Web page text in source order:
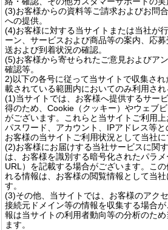
(3)お客様からの資料等ご請求およびお問
への提供。
(4)お客様に対する当サイトまたは当社が
ーン、サービスおよび商品等の案内、応
送および到着状況の確認。
(5)お客様から寄せられたご意見およびア
確認等。
2)以下の各号に従って当サイトで収集さ
載されている範囲内においてのみ利用され
(1)当サイトでは、お客様へ提供するサー
得のため、Cookie（クッキー）やウェブ
がございます。これらと当サイトご利用上
パスワード、アカウント、IPアドレス等と
お客様の当サイトご利用状況として当社に
(2)お客様にお届けする当社サービスに関
は、お客様を識別する暗号化されたパラ
URL）を記載する場合がございます。こ
れる情報は、お客様の閲覧情報として当
す。
(3)その他、当サイトでは、お客様のアク
接続元ドメイン等の情報を収集する場合
報は当サイトの利用者動向等の分析のた
ます。